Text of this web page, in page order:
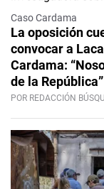
Caso Cardama
La oposición
convocar a
Cardama:
de la República”
POR REDACCIÓN